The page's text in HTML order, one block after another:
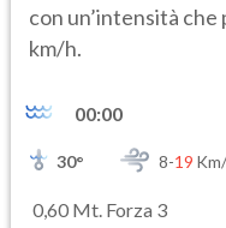
con un’intensità
km/h.
00:00
30° 8-19
0,60 Mt. Forza 3